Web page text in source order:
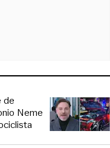
de
Neme